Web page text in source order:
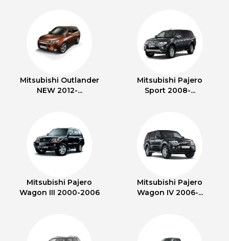
Mitsubishi Outlander
NEW 2012-...
Mitsubishi Pajero
Sport 2008-...
Mitsubishi Pajero
Wagon III 2000-2006
Mitsubishi Pajero
Wagon IV 2006-...